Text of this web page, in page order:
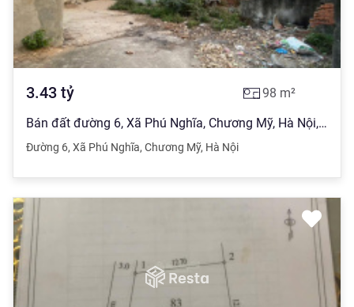
3.43 tỷ 98 m²
Bán đất đường 6, Xã Phú Nghĩa, Chương Mỹ, Hà Nội, 35 triệu / m2, 98 m2, hàng hiếm tại đẹp
Đường 6, Xã Phú Nghĩa, Chương Mỹ, Hà Nội